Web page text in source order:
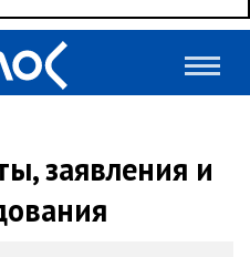
заявления и